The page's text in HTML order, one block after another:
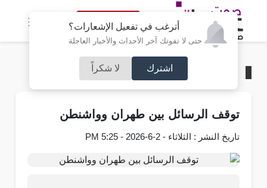
أترغب في تفعيل الإشعارات؟
حتى لا تفوتك آخر الأحداث والأخبار العاجلة
اشترك لا شكراً
النسخة الكاملة
عربي و دولي
توقف الرسائل بين طهران وواشنطن
تاريخ النشر : الثلاثاء - 2-6-2026 - 5:25 PM